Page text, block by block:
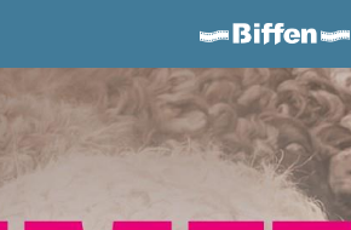
Biffen Odder